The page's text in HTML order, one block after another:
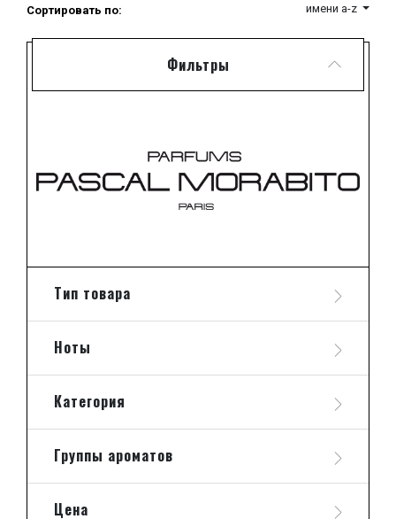
Фильтры
Тип товара
Ноты
Категория
Группы ароматов
Цена
Сортировать по: имени a-z